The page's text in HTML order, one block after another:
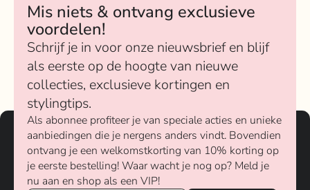
Mis niets & ontvang exclusieve
voordelen!
Schrijf je in voor onze nieuwsbrief en blijf
als eerste op de hoogte van nieuwe
collecties, exclusieve kortingen en
stylingtips.
Als abonnee profiteer je van speciale acties en unieke
aanbiedingen die je nergens anders vindt. Bovendien
ontvang je een welkomstkorting van 10% korting op
je eerste bestelling! Waar wacht je nog op? Meld je
nu aan en shop als een VIP!